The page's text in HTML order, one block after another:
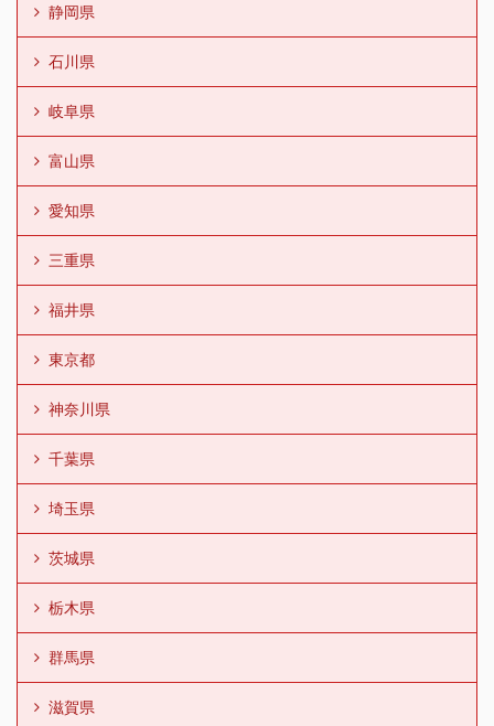
静岡県
石川県
岐阜県
富山県
愛知県
三重県
福井県
東京都
神奈川県
千葉県
埼玉県
茨城県
栃木県
群馬県
滋賀県